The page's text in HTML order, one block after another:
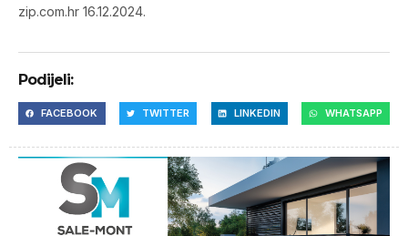
zip.com.hr 16.12.2024.
Podijeli:
FACEBOOK TWITTER LINKEDIN WHATSAPP